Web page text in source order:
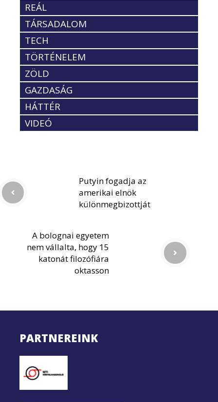
REÁL
TÁRSADALOM
TECH
TÖRTÉNELEM
ZÖLD
GAZDASÁG
HÁTTÉR
VIDEÓ
Putyin fogadja az
amerikai elnök
különmegbizottját
A bolognai egyetem
nem vállalta, hogy 15
katonát filozófiára
oktasson
PARTNEREINK